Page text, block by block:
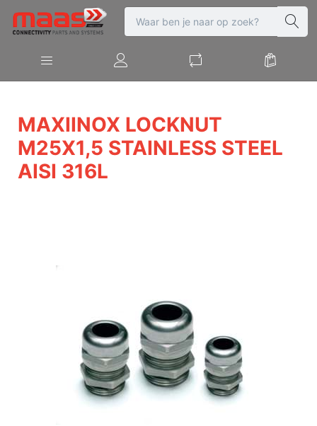
MAXIINOX LOCKNUT
M25X1,5 STAINLESS STEEL
AISI 316L